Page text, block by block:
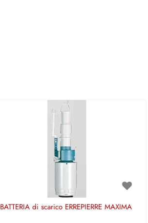
BATTERIA di scarico ERREPIERRE MAXIMA